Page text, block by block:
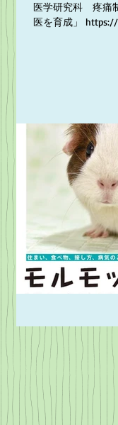
医学研究科 疼痛
医を育成」